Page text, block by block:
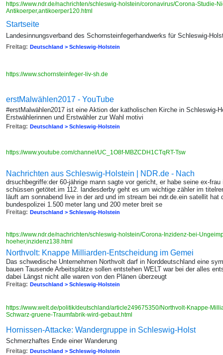
https://www.ndr.de/nachrichten/schleswig-holstein/coronavirus/Corona-Studie-
Antikoerper,antikoerper120.html
Startseite
Landesinnungsverband des Schornsteinfegerhandwerks für Schleswig-
Freitag: Deutschland > Schleswig-Holstein
https://www.schornsteinfeger-liv-sh.de
erstMalwählen2017 - YouTube
#erstMalwählen2017 ist eine Aktion der katholischen Kirche in Schleswig-
Erstwählerinnen und Erstwähler zur Wahl motivi
Freitag: Deutschland > Schleswig-Holstein
https://www.youtube.com/channel/UC_1O8f-MBZCDH1CTqRT-Tsw
Nachrichten aus Schleswig-Holstein | NDR.de - Nach
drsuchbegriffe:der 60-jährige mann sagte vor gericht, er habe seine ex-
schüssen getötet.im 112. landesderby geht es um wichtige zähler im
läuft am sonnabend live in der ard und im stream bei ndr.de.ein satellit
bundespolizei 1.500 meter lang und 200 meter breit se
Freitag: Deutschland > Schleswig-Holstein
https://www.ndr.de/nachrichten/schleswig-holstein/Corona-Inzidenz-bei-
hoeher,inzidenz138.html
Northvolt: Knappe Milliarden-Entscheidung im Gemei
Das schwedische Unternehmen Northvolt darf in Norddeutschland eine
bauen Tausende Arbeitsplätze sollen entstehen WELT war bei der alles
dabei Längst nicht alle waren von den Plänen überzeugt
Freitag: Deutschland > Schleswig-Holstein
https://www.welt.de/politik/deutschland/article249675350/Northvolt-Knappe-
Schwarz-gruene-Traumfabrik-wird-gebaut.html
Hornissen-Attacke: Wandergruppe in Schleswig-Holst
Schmerzhaftes Ende einer Wanderung
Freitag: Deutschland > Schleswig-Holstein